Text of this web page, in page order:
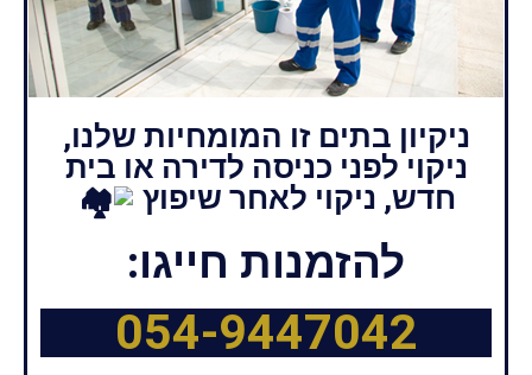
ניקיון בתים זו המומחיות שלנו,
ניקוי לפני כניסה לדירה או בית
חדש, ניקוי לאחר שיפוץ
להזמנות חייגו:
054-9447042